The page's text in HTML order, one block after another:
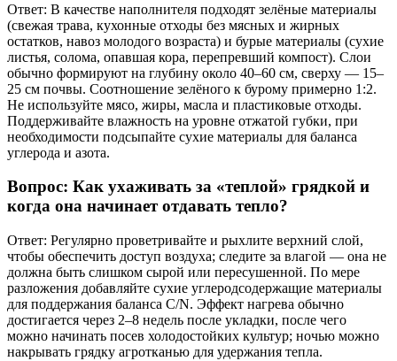
Ответ: В качестве наполнителя подходят зелёные материалы
(свежая трава, кухонные отходы без мясных и жирных
остатков, навоз молодого возраста) и бурые материалы (сухие
листья, солома, опавшая кора, перепревший компост). Слои
обычно формируют на глубину около 40–60 см, сверху — 15–
25 см почвы. Соотношение зелёного к бурому примерно 1:2.
Не используйте мясо, жиры, масла и пластиковые отходы.
Поддерживайте влажность на уровне отжатой губки, при
необходимости подсыпайте сухие материалы для баланса
углерода и азота.
Вопрос: Как ухаживать за «теплой» грядкой и
когда она начинает отдавать тепло?
Ответ: Регулярно проветривайте и рыхлите верхний слой,
чтобы обеспечить доступ воздуха; следите за влагой — она не
должна быть слишком сырой или пересушенной. По мере
разложения добавляйте сухие углеродсодержащие материалы
для поддержания баланса C/N. Эффект нагрева обычно
достигается через 2–8 недель после укладки, после чего
можно начинать посев холодостойких культур; ночью можно
накрывать грядку агротканью для удержания тепла.